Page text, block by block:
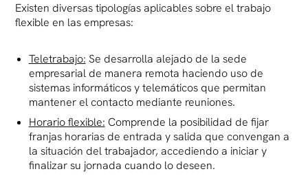
Existen diversas tipologías aplicables sobre el trabajo
flexible en las empresas:
Teletrabajo: Se desarrolla alejado de la sede
empresarial de manera remota haciendo uso de
sistemas informáticos y telemáticos que permitan
mantener el contacto mediante reuniones.
Horario flexible: Comprende la posibilidad de fijar
franjas horarias de entrada y salida que convengan a
la situación del trabajador, accediendo a iniciar y
finalizar su jornada cuando lo deseen.